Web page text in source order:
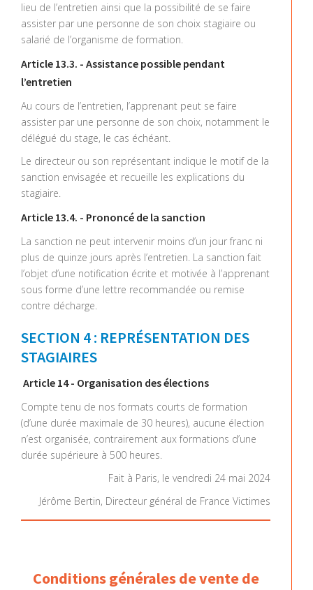
lieu de l’entretien ainsi que la possibilité de se faire
assister par une personne de son choix stagiaire ou
salarié de l’organisme de formation.
Article 13.3. - Assistance possible pendant
l’entretien
Au cours de l’entretien, l’apprenant peut se faire
assister par une personne de son choix, notamment le
délégué du stage, le cas échéant.
Le directeur ou son représentant indique le motif de la
sanction envisagée et recueille les explications du
stagiaire.
Article 13.4. - Prononcé de la sanction
La sanction ne peut intervenir moins d’un jour franc ni
plus de quinze jours après l’entretien. La sanction fait
l’objet d’une notification écrite et motivée à l’apprenant
sous forme d’une lettre recommandée ou remise
contre décharge.
SECTION 4 : REPRÉSENTATION DES
STAGIAIRES
Article 14 - Organisation des élections
Compte tenu de nos formats courts de formation
(d’une durée maximale de 30 heures), aucune élection
n’est organisée, contrairement aux formations d’une
durée supérieure à 500 heures.
Fait à Paris, le vendredi 24 mai 2024
Jérôme Bertin, Directeur général de France Victimes
Conditions générales de vente de